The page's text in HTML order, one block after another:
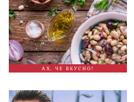
АХ, ЧЕ ВКУСНО!